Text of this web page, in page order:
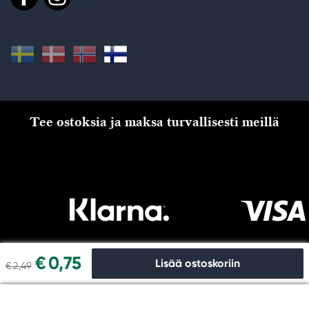
€ 2,49 € 0,75 Lisää ostoskoriin
Tee ostoksia ja maksa turvallisesti meillä